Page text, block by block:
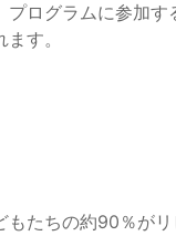
ログラムに参加
す。
たちの約90％が